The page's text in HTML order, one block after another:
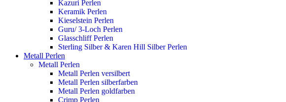
Kazuri Perlen
Keramik Perlen
Kieselstein Perlen
Guru/ 3-Loch Perlen
Glasschliff Perlen
Sterling Silber & Karen Hill Silber Perlen
Metall Perlen
Metall Perlen
Metall Perlen versilbert
Metall Perlen silberfarben
Metall Perlen goldfarben
Crimp Perlen